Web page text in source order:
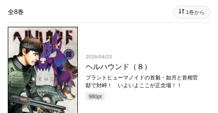
全8巻 1巻から
2026/04/23
ヘルハウンド（８）
プラントヒューマノイドの首魁・如月と首相官
邸で対峙！ いよいよここが正念場！！
980pt